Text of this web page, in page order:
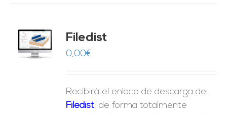
Filedist
0,00€
Recibirá el enlace de descarga del
Filedist, de forma totalmente